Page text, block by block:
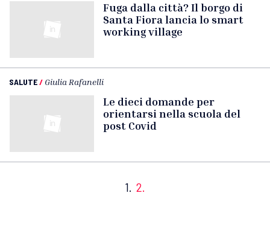
Fuga dalla città? Il borgo di
Santa Fiora lancia lo smart
working village
SALUTE/ Giulia Rafanelli
Le dieci domande per
orientarsi nella scuola del
post Covid
1. 2.